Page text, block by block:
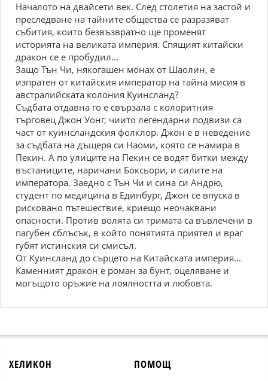
Началото на двайсети век. След столетия на застой и
преследване на тайните общества се разразяват
събития, които безвъзвратно ще променят
историята на великата империя. Спящият китайски
дракон се е пробудил...
Защо Тън Чи, някогашен монах от Шаолин, е
изпратен от китайския император на тайна мисия в
австралийската колония Куинсланд?
Съдбата отдавна го е свързала с колоритния
търговец Джон Уонг, чиито легендарни подвизи са
част от куинсландския фолклор. Джон е в неведение
за съдбата на дъщеря си Наоми, която се намира в
Пекин. А по улиците на Пекин се водят битки между
въстаниците, наричани Боксьори, и силите на
императора. Заедно с Тън Чи и сина си Андрю,
студент по медицина в Единбург, Джон се впуска в
рисковано пътешествие, криещо неочаквани
опасности. Против волята си тримата са въвлечени в
пагубен сблъсък, в който понятията приятел и враг
губят истинския си смисъл.
От Куинсланд до сърцето на Китайската империя...
Каменният дракон е роман за бунт, оцеляване и
могъщото оръжие на лоялността и любовта.
ХЕЛИКОН ПОМОЩ